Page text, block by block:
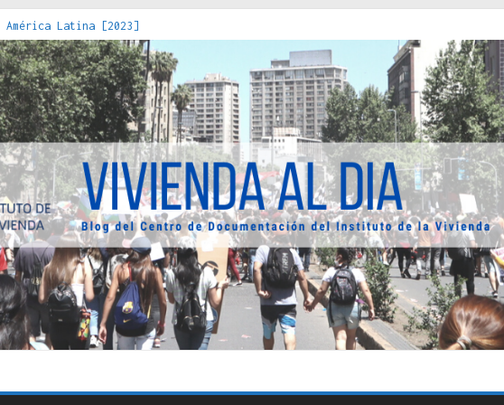
América Latina [2023]
de los Estados : políticas, prácticas y representaciones [2022]
con el acero : hacia una teoría crítica de las fronteras latinoamericanas
vivienda adecuada [2019]
Caja del Seguro Obrero en Santiago : un patrimonio emblemático [2014]